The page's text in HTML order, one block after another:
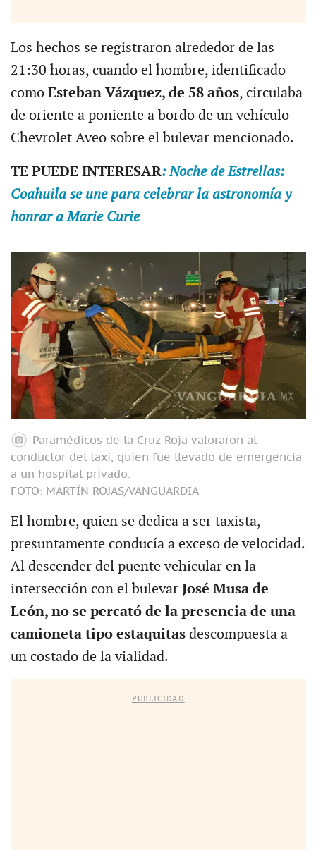
Los hechos se registraron alrededor de las
21:30 horas, cuando el hombre, identificado
comoEsteban Vázquez, de 58 años, circulaba
de oriente a poniente a bordo de un vehículo
Chevrolet Aveo sobre el bulevar mencionado.
TE PUEDE INTERESAR: Noche de Estrellas:
Coahuila se une para celebrar la astronomía y
honrar a Marie Curie
Paramédicos de la Cruz Roja valoraron al
conductor del taxi, quien fue llevado de emergencia
a un hospital privado.
FOTO: MARTÍN ROJAS/VANGUARDIA
El hombre, quien se dedica a ser taxista,
presuntamente conducía a exceso de velocidad.
Al descender del puente vehicular en la
intersección con el bulevar José Musa de
León, no se percató de la presencia de una
camioneta tipo estaquitas descompuesta a
un costado de la vialidad.
PUBLICIDAD